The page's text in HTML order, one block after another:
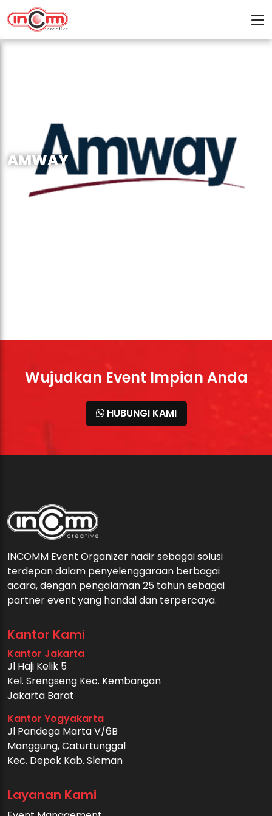
AMWAY
Wujudkan Event Impian Anda
HUBUNGI KAMI
INCOMM Event Organizer hadir sebagai solusi
terdepan dalam penyelenggaraan berbagai
acara, dengan pengalaman 25 tahun sebagai
partner event yang handal dan terpercaya.
Kantor Kami
Kantor Jakarta
Jl Haji Kelik 5
Kel. Srengseng Kec. Kembangan
Jakarta Barat
Kantor Yogyakarta
Jl Pandega Marta V/6B
Manggung, Caturtunggal
Kec. Depok Kab. Sleman
Layanan Kami